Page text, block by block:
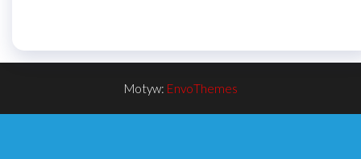
Motyw: EnvoThemes